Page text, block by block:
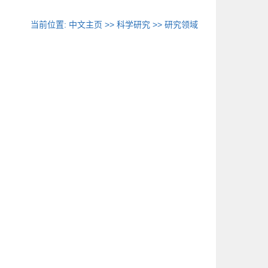
当前位置: 中文主页 >>科学研究 >>研究领域